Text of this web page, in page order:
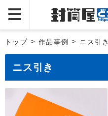
トップ > 作品事例 > ニス引き
ニス引き